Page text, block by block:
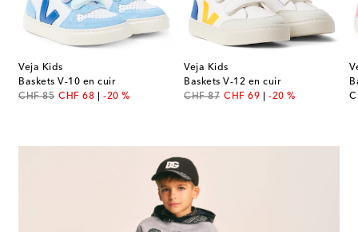
Veja Kids
Baskets V-10 en cuir
CHF 85
original price
CHF 68
discount price
-20 %
Veja Kids
Baskets V-12 en cuir
CHF 87
original price
CHF 69
discount price
-20 %